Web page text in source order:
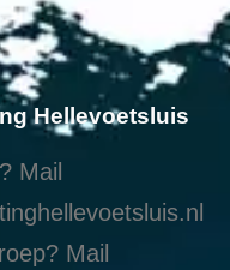
Hellevoetsluis
Mail
Mail